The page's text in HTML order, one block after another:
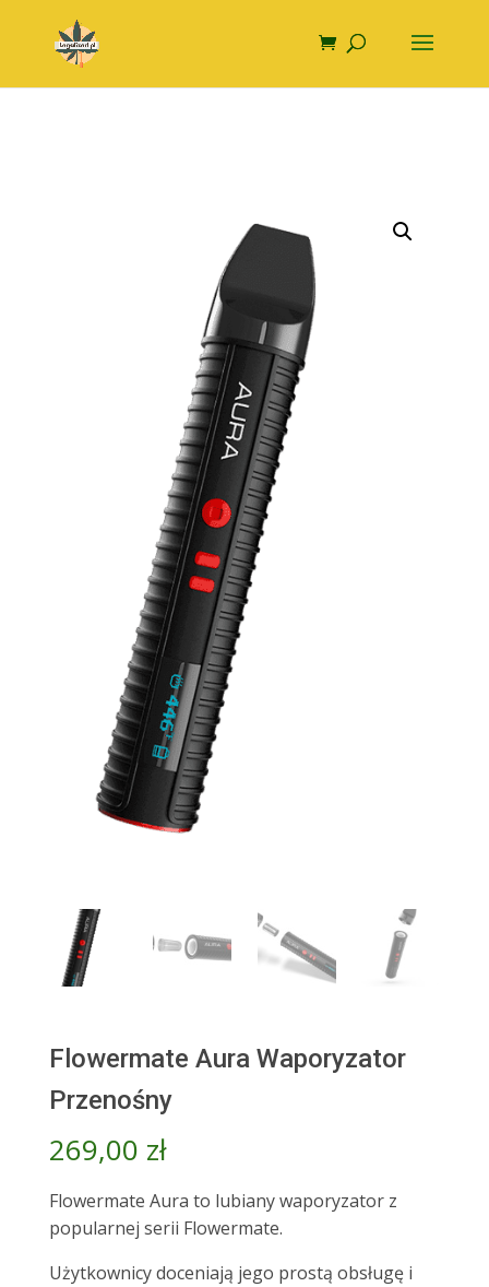
Flowermate Aura Waporyzator
Przenośny
269,00 zł
Flowermate Aura to lubiany waporyzator z
popularnej serii Flowermate.
Użytkownicy doceniają jego prostą obsługę i